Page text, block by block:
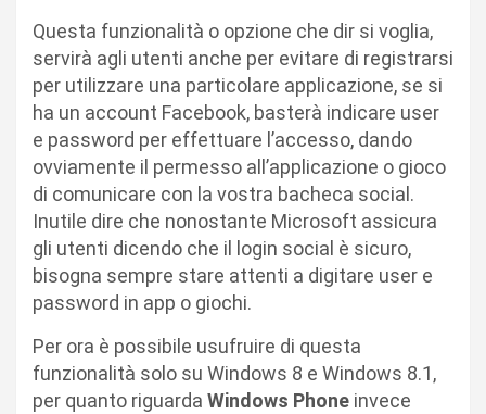
Questa funzionalità o opzione che dir si voglia,
servirà agli utenti anche per evitare di registrarsi
per utilizzare una particolare applicazione, se si
ha un account Facebook, basterà indicare user
e password per effettuare l’accesso, dando
ovviamente il permesso all’applicazione o gioco
di comunicare con la vostra bacheca social.
Inutile dire che nonostante Microsoft assicura
gli utenti dicendo che il login social è sicuro,
bisogna sempre stare attenti a digitare user e
password in app o giochi.
Per ora è possibile usufruire di questa
funzionalità solo su Windows 8 e Windows 8.1,
per quanto riguarda Windows Phone invece